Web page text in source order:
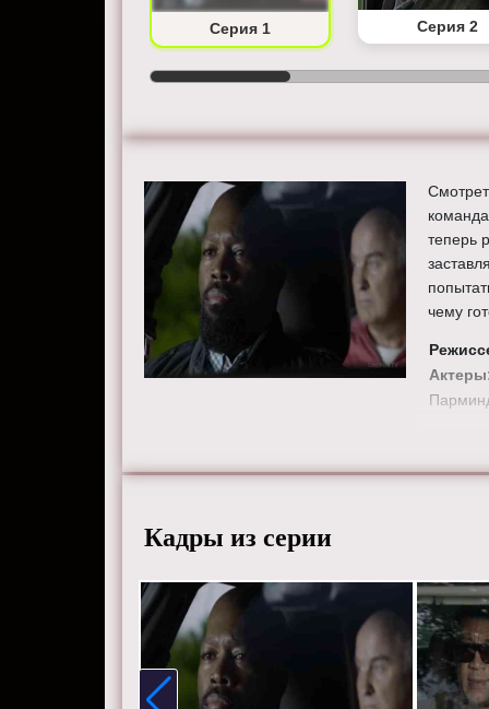
Серия 1 Серия 2
теперь
чему
Кадры из серии